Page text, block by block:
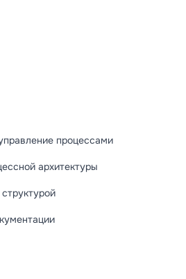
процессами
архитектуры